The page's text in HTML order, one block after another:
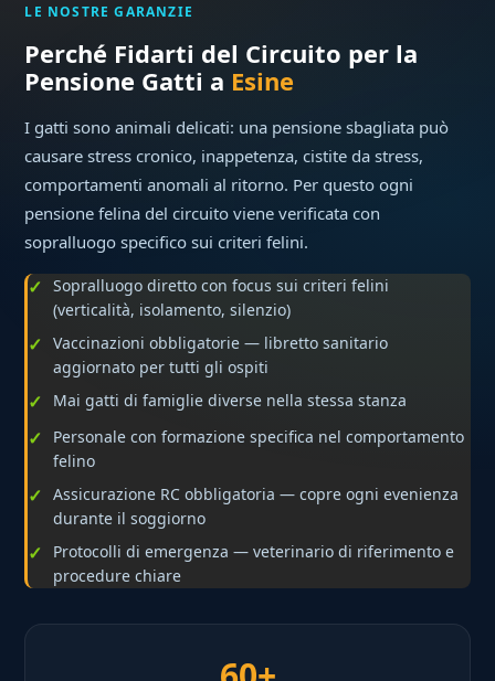
LE NOSTRE GARANZIE
Perché Fidarti del Circuito per la
Pensione Gatti a Esine
I gatti sono animali delicati: una pensione sbagliata può
causare stress cronico, inappetenza, cistite da stress,
comportamenti anomali al ritorno. Per questo ogni
pensione felina del circuito viene verificata con
sopralluogo specifico sui criteri felini.
Sopralluogo diretto con focus sui criteri felini
(verticalità, isolamento, silenzio)
Vaccinazioni obbligatorie — libretto sanitario
aggiornato per tutti gli ospiti
Mai gatti di famiglie diverse nella stessa stanza
Personale con formazione specifica nel comportamento
felino
Assicurazione RC obbligatoria — copre ogni evenienza
durante il soggiorno
Protocolli di emergenza — veterinario di riferimento e
procedure chiare